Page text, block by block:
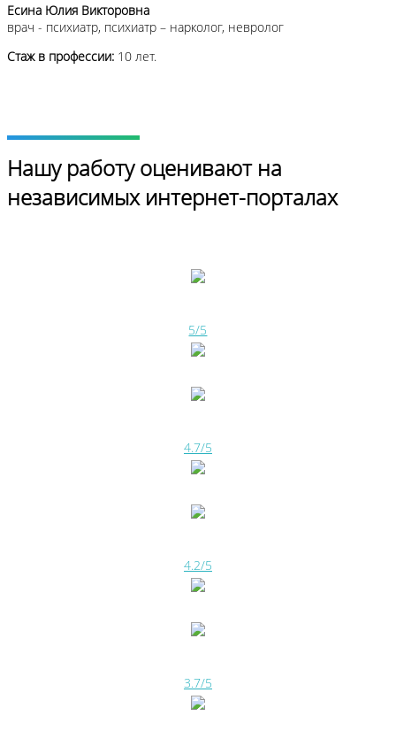
Есина Юлия Викторовна
врач - психиатр, психиатр – нарколог, невролог
Стаж в профессии: 10 лет.
Нашу работу оценивают на
независимых интернет-порталах
5/5
4.7/5
4.2/5
3.7/5